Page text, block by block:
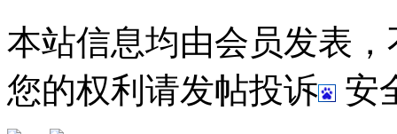
本站信息均由会员发表
您的权利请发帖投诉
安